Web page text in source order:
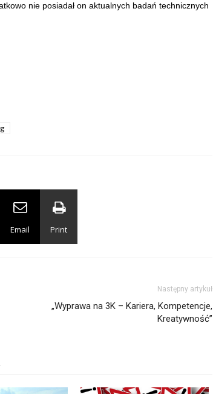
nie posiadał on aktualnych badań technicznych
Email Print
Następny artykuł
„Wyprawa na 3K – Kariera, Kompetencje,
Kreatywność”